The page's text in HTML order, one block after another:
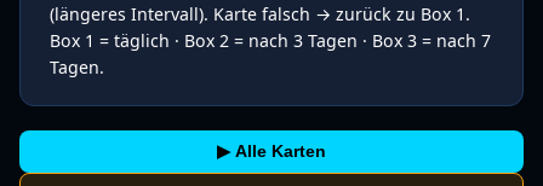
(längeres Intervall). Karte falsch → zurück zu Box 1.
Box 1 = täglich · Box 2 = nach 3 Tagen · Box 3 = nach 7
Tagen.
▶ Alle Karten